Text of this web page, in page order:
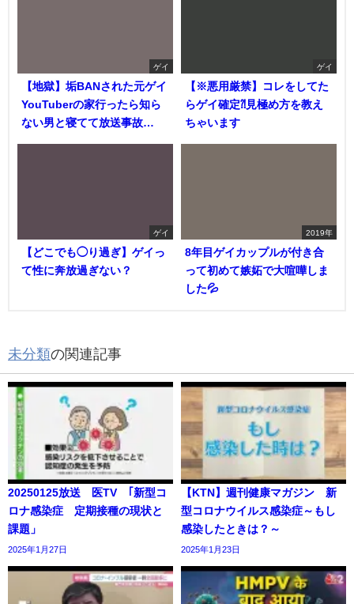
ゲイ
【地獄】垢BANされた元ゲイ
YouTuberの家行ったら知ら
ない男と寝てて放送事故…
ゲイ
【※悪用厳禁】コレをしてた
らゲイ確定⁈見極め方を教え
ちゃいます
ゲイ
【どこでも◯り過ぎ】ゲイっ
て性に奔放過ぎない？
2019年
8年目ゲイカップルが付き合
って初めて嫉妬で大喧嘩しま
した💦
未分類の関連記事
20250125放送 医TV ｢新型コ
ロナ感染症 定期接種の現状と
課題」
2025年1月27日
【KTN】週刊健康マガジン 新
型コロナウイルス感染症～もし
感染したときは？～
2025年1月23日